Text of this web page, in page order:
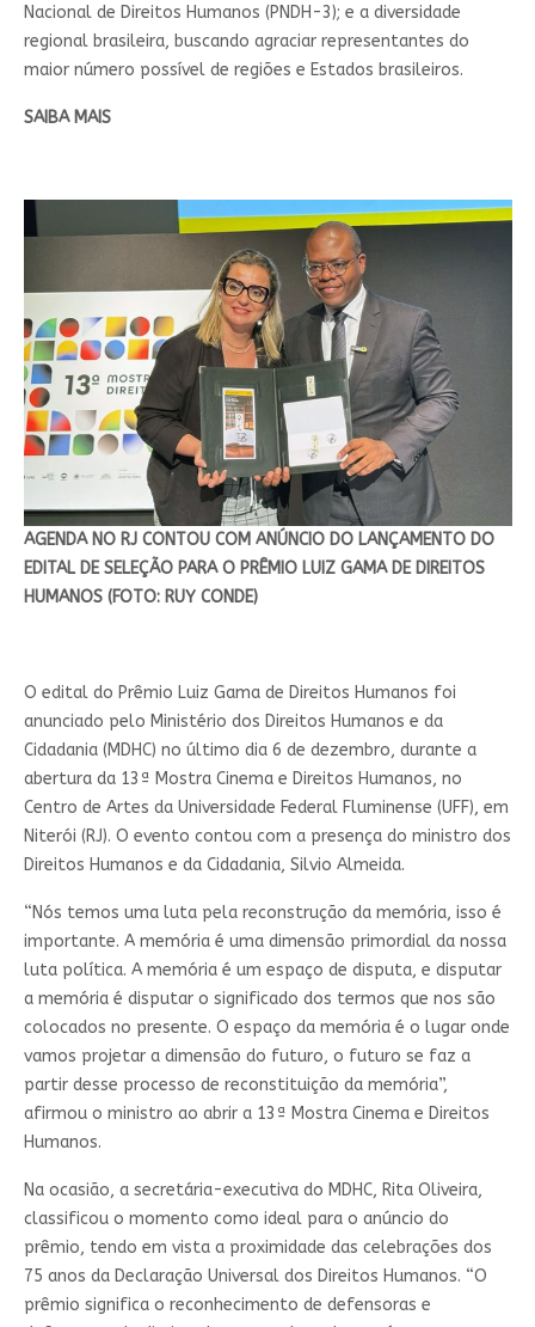
Nacional de Direitos Humanos (PNDH-3); e a diversidade
regional brasileira, buscando agraciar representantes do
maior número possível de regiões e Estados brasileiros.
SAIBA MAIS
AGENDA NO RJ CONTOU COM ANÚNCIO DO LANÇAMENTO DO
EDITAL DE SELEÇÃO PARA O PRÊMIO LUIZ GAMA DE DIREITOS
HUMANOS (FOTO: RUY CONDE)
O edital do Prêmio Luiz Gama de Direitos Humanos foi
anunciado pelo Ministério dos Direitos Humanos e da
Cidadania (MDHC) no último dia 6 de dezembro, durante a
abertura da 13ª Mostra Cinema e Direitos Humanos, no
Centro de Artes da Universidade Federal Fluminense (UFF), em
Niterói (RJ). O evento contou com a presença do ministro dos
Direitos Humanos e da Cidadania, Silvio Almeida.
“Nós temos uma luta pela reconstrução da memória, isso é
importante. A memória é uma dimensão primordial da nossa
luta política. A memória é um espaço de disputa, e disputar
a memória é disputar o significado dos termos que nos são
colocados no presente. O espaço da memória é o lugar onde
vamos projetar a dimensão do futuro, o futuro se faz a
partir desse processo de reconstituição da memória”,
afirmou o ministro ao abrir a 13ª Mostra Cinema e Direitos
Humanos.
Na ocasião, a secretária-executiva do MDHC, Rita Oliveira,
classificou o momento como ideal para o anúncio do
prêmio, tendo em vista a proximidade das celebrações dos
75 anos da Declaração Universal dos Direitos Humanos. “O
prêmio significa o reconhecimento de defensoras e